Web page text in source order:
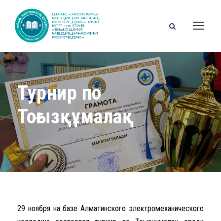
Турнир по
Тоғызқұмалақ
29 ноября на базе Алматинского электромеханического